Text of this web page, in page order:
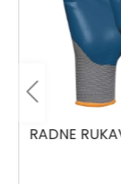
LACUNA